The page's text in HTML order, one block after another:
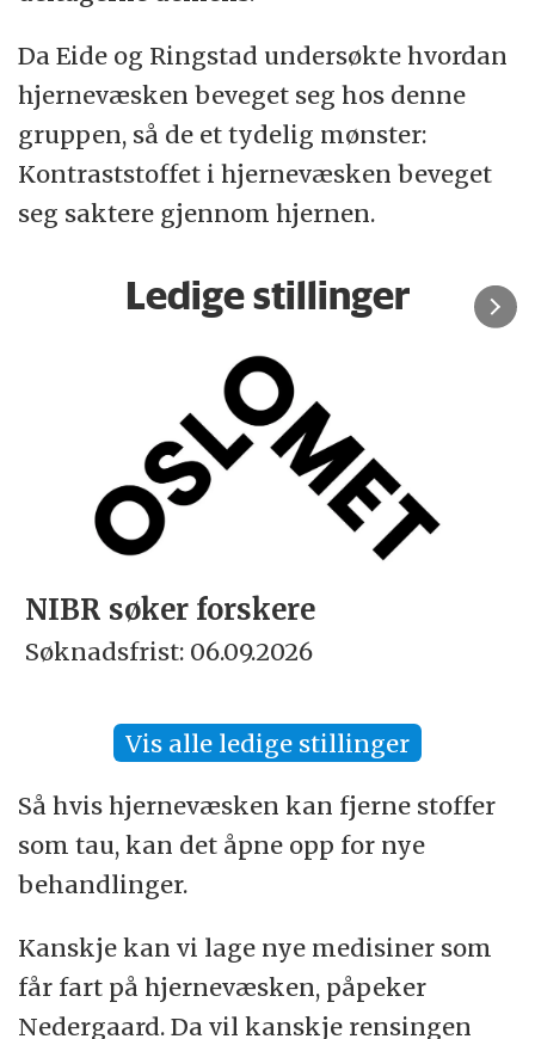
Da Eide og Ringstad undersøkte hvordan
hjernevæsken beveget seg hos denne
gruppen, så de et tydelig mønster:
Kontraststoffet i hjernevæsken beveget
seg saktere gjennom hjernen.
Ledige stillinger
NIBR søker forskere
Søknadsfrist: 06.09.2026
Vis alle ledige stillinger
Så hvis hjernevæsken kan fjerne stoffer
som tau, kan det åpne opp for nye
behandlinger.
Kanskje kan vi lage nye medisiner som
får fart på hjernevæsken, påpeker
Nedergaard. Da vil kanskje rensingen